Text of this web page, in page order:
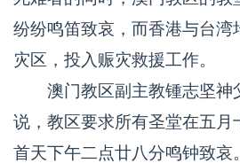
纷纷鸣笛致哀，而香港与台湾
灾区，投入赈灾救援工作。
澳门教区副主教锺志坚神
说，教区要求所有圣堂在五月
首天下午二点廿八分鸣钟致哀